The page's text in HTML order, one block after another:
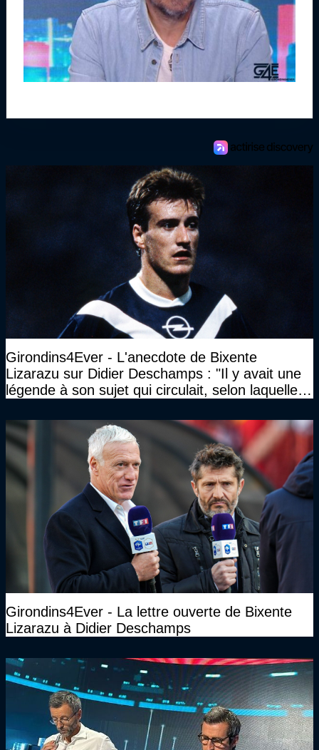
Girondins4Ever - L'anecdote de Bixente
Lizarazu sur Didier Deschamps : "Il y avait une
légende à son sujet qui circulait, selon laquelle il
Girondins4Ever - La lettre ouverte de Bixente
Lizarazu à Didier Deschamps